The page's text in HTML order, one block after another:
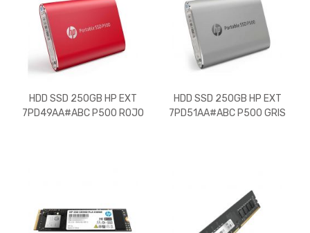
HDD SSD 250GB HP EXT
7PD49AA#ABC P500 ROJO
HDD SSD 250GB HP EXT
7PD51AA#ABC P500 GRIS